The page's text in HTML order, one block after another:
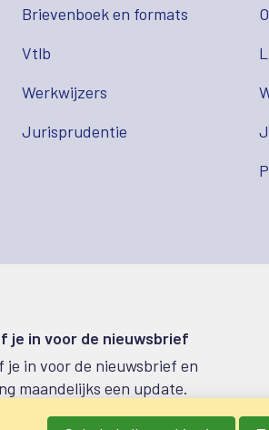
Brievenboek en formats
Vtlb
Werkwijzers
Jurisprudentie
je in voor de nieuwsbrief
je in voor de nieuwsbrief en
maandelijks een update.